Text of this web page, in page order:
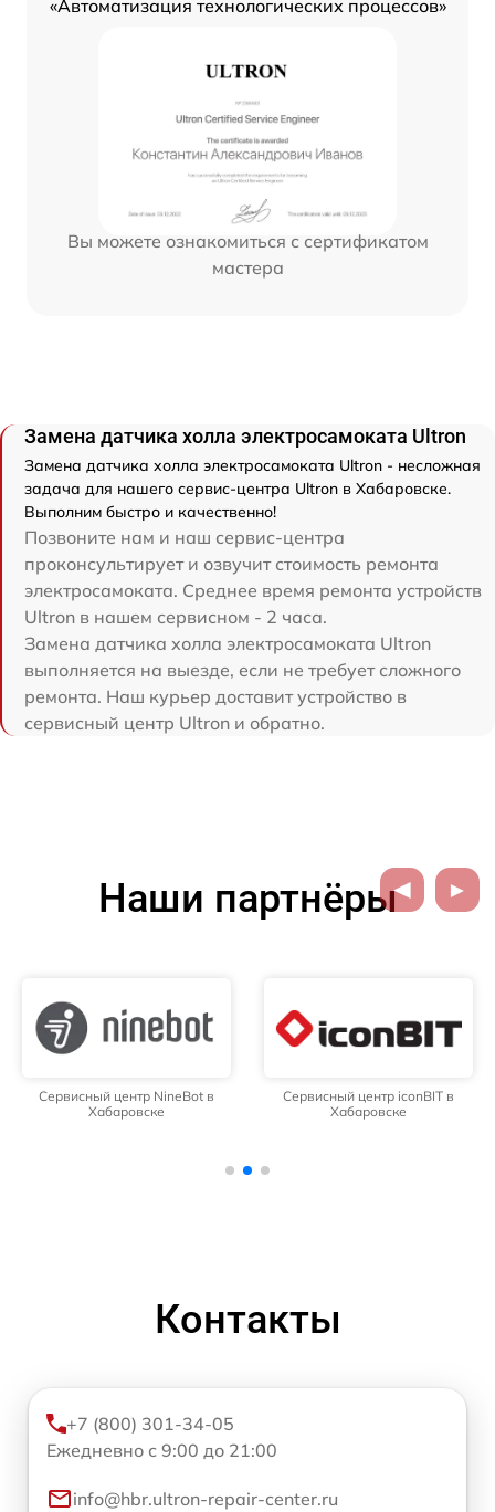
«Автоматизация технологических процессов»
Вы можете ознакомиться с сертификатом
мастера
Замена датчика холла электросамоката Ultron
Замена датчика холла электросамоката Ultron - несложная
задача для нашего сервис-центра Ultron в Хабаровске.
Выполним быстро и качественно!
Позвоните нам и наш сервис-центра
проконсультирует и озвучит стоимость ремонта
электросамоката. Среднее время ремонта устройств
Ultron в нашем сервисном - 2 часа.
Замена датчика холла электросамоката Ultron
выполняется на выезде, если не требует сложного
ремонта. Наш курьер доставит устройство в
сервисный центр Ultron и обратно.
Наши партнёры
Сервисный центр NineBot в
Хабаровске
Сервисный центр iconBIT в
Хабаровске
Контакты
+7 (800) 301-34-05
Ежедневно с 9:00 до 21:00
info@hbr.ultron-repair-center.ru